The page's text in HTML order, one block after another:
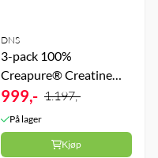
DNS
3-pack 100%
Creapure® Creatine
Powder - 3 x 300 gram
999,- 1.197,-
På lager
Kjøp